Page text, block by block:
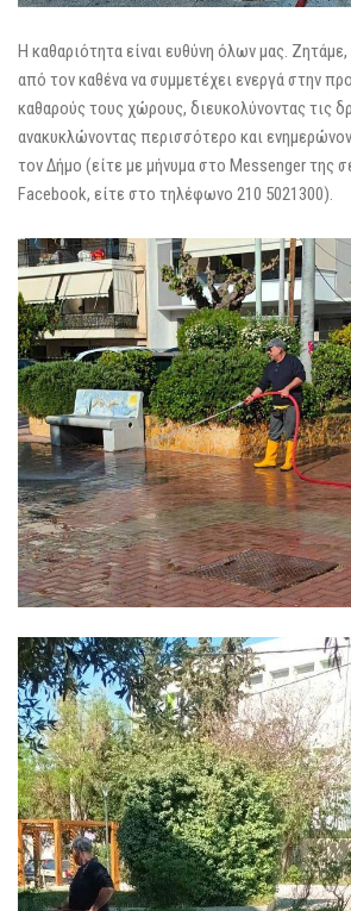
Η καθαριότητα είναι ευθύνη όλων μας.
από τον καθένα να συμμετέχει ενεργά στην
καθαρούς τους χώρους, διευκολύνοντας τις
ανακυκλώνοντας περισσότερο και
τον Δήμο (είτε με μήνυμα στο Messenger της
Facebook, είτε στο τηλέφωνο 210 5021300).